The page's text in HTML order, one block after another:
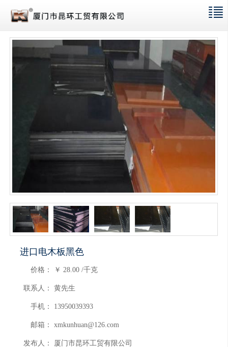
进口电木板黑色
价格： ￥ 28.00/千克
联系人： 黄先生
手机： 13950039393
邮箱： xmkunhuan@126.com
发布人： 厦门市昆环工贸有限公司